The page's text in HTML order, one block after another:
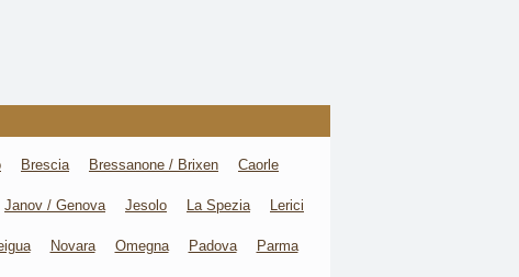
Brescia Bressanone / Brixen Caorle
Janov / Genova Jesolo La Spezia Lerici
Novara Omegna Padova Parma